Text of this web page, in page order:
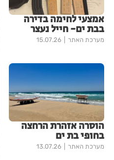
אמצעי לחימה בדירה
בבת ים- חייל נעצר
מערכת האתר 15.07.26
הוסרה אזהרת הרחצה
בחופי בת ים
מערכת האתר 13.07.26